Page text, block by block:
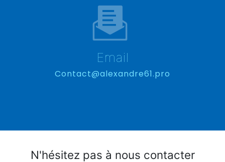
Email
contact@alexandre61.pro
N'hésitez pas à nous contacter